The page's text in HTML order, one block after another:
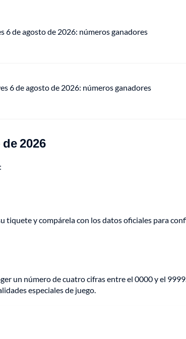
6 de agosto de 2026: números ganadores
6 de agosto de 2026: números ganadores
2026
tiquete y compárela con los datos oficiales para
un número de cuatro cifras entre el 0000 y el
especiales de juego.